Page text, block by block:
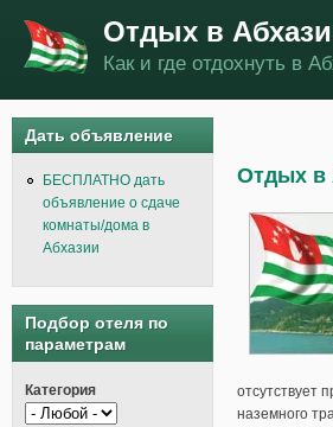
Отдых в
Как и где отдохнуть в
Отдых в
отсутствует
наземного
Дать объявление
БЕСПЛАТНО дать
объявление о сдаче
комнаты/дома в
Абхазии
Подбор отеля по
параметрам
Категория